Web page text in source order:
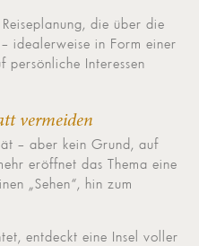
die über die
idealerweise in Form einer
persönliche Interessen
vermeiden
– aber kein Grund, auf
eröffnet das Thema eine
„Sehen“, hin zum
entdeckt eine Insel voller